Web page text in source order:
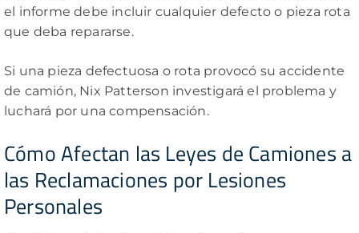
el informe debe incluir cualquier defecto o pieza rota
que deba repararse.
Si una pieza defectuosa o rota provocó su accidente
de camión, Nix Patterson investigará el problema y
luchará por una compensación.
Cómo Afectan las Leyes de Camiones a
las Reclamaciones por Lesiones
Personales